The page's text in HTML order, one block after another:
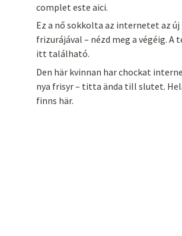
complet este aici.
Ez a nő sokkolta az internetet az új
frizurájával – nézd meg a végéig. A
itt található.
Den här kvinnan har chockat
nya frisyr – titta ända till slutet.
finns här.